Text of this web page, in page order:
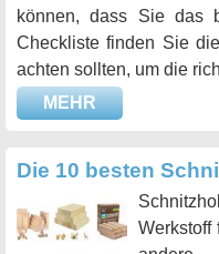
können, dass Sie das
Checkliste finden Sie
achten sollten, um die
MEHR
Die 10 besten
Werkstoff